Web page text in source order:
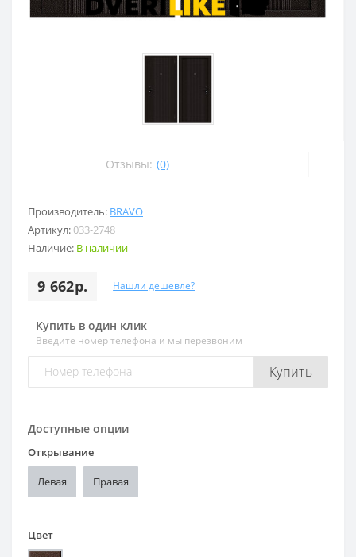
Отзывы: (0)
Производитель: BRAVO
Артикул:033-2748
Наличие: В наличии
9 662р. Нашли дешевле?
Купить в один клик
Введите номер телефона и мы перезвоним
Купить
Доступные опции
Открывание
Левая Правая
Цвет